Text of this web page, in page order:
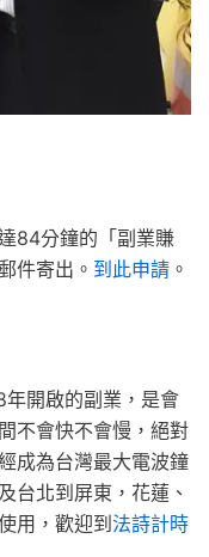
84分鐘的「副業賺
件寄出。 到此申請 。
開啟的副業，是會
不會快不會慢，絕對
成為台灣最大電波鐘
台北到屏東，花蓮、
用，歡迎到法詩計時